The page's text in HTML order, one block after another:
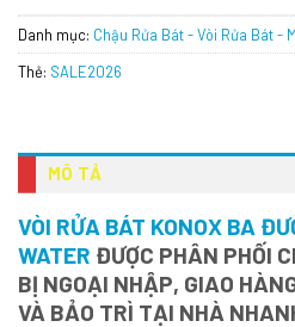
Danh mục: Chậu Rửa Bát - Vòi Rửa Bát -
Thẻ: SALE2026
MÔ TẢ
VÒI RỬA BÁT KONOX BA
WATER ĐƯỢC PHÂN PHỐI
BỊ NGOẠI NHẬP, GIAO
VÀ BẢO TRÌ TẠI NHÀ